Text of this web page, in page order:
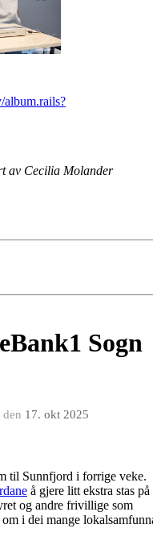
album.rails?
av Cecilia Molander
Sogn
den 17. okt 2025
til Sunnfjord i forrige veke.
å gjere litt ekstra stas på
og andre frivillige som
i dei mange